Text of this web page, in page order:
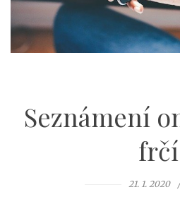
Seznámení
frčí
21. 1. 2020